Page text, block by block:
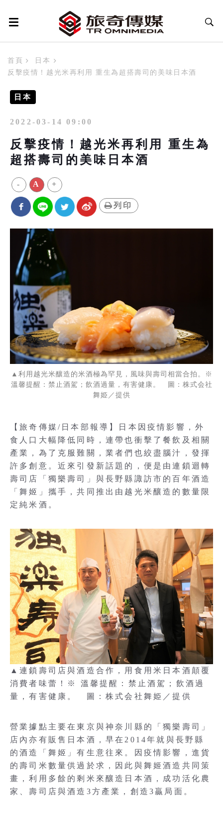
首頁
日本
反擊疫情！越光米再利用 重生為超搭壽司的美味日本酒
日本
2022-03-14 09:00
反擊疫情！越光米再利用 重生為
超搭壽司的美味日本酒
- A +
列印
▲利用越光米釀造的米酒極為罕見，風味與壽司相當合拍。※
溫馨提醒：禁止酒駕；飲酒過量，有害健康。 圖：株式会社
舞姫／提供
【旅奇傳媒/日本部報導】日本因疫情影響，外
食人口大幅降低同時，連帶也衝擊了餐飲及相關
產業，為了克服難關，業者們也絞盡腦汁，發揮
許多創意。近來引發新話題的，便是由連鎖迴轉
壽司店「獨樂壽司」與長野縣諏訪市的百年酒造
「舞姬」攜手，共同推出由越光米釀造的數量限
定純米酒。
▲連鎖壽司店與酒造合作，用食用米日本酒顛覆
消費者味蕾！※ 溫馨提醒：禁止酒駕；飲酒過
量，有害健康。 圖：株式会社舞姫／提供
營業據點主要在東京與神奈川縣的「獨樂壽司」
店內亦有販售日本酒，早在2014年就與長野縣
的酒造「舞姬」有生意往來。因疫情影響，進貨
的壽司米數量供過於求，因此與舞姬酒造共同策
畫，利用多餘的剩米來釀造日本酒，成功活化農
家、壽司店與酒造3方產業，創造3贏局面。